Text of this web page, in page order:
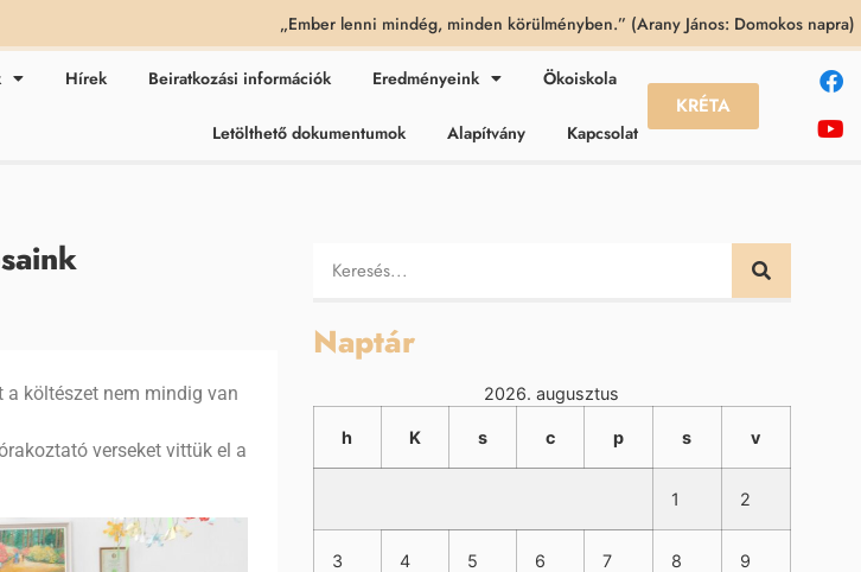
„Ember lenni mindég, minden körülményben.” (Arany János: Domokos napra)
Hírek Beiratkozási információk Eredményeink Ökoiskola
Letölthető dokumentumok Alapítvány Kapcsolat
KRÉTA
a költészet nem mindig van
verseket vittük el a
Naptár
2026. augusztus
h K s c p s v
1 2
3 4 5 6 7 8 9